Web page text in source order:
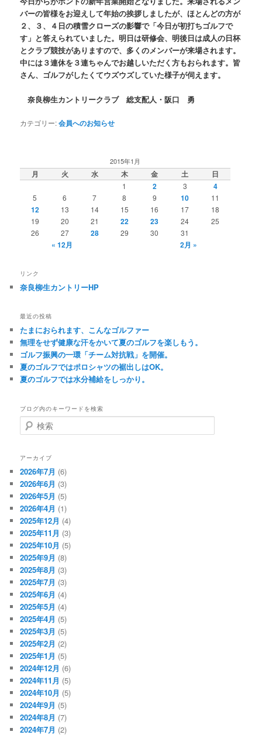
バーの皆様をお迎えして年始の挨拶しましたが、ほとんどの方が
２、３、４日の積雪クローズの影響で「今日が初打ちゴルフで
す」と答えられていました。明日は研修会、明後日は成人の日杯
とクラブ競技がありますので、多くのメンバーが来場されます。
中には３連休を３連ちゃんでお越しいただく方もおられます。皆
さん、ゴルフがしたくてウズウズしていた様子が伺えます。
奈良柳生カントリークラブ 総支配人・阪口 勇
カテゴリー:会員へのお知らせ
2015年1月
月 火 水 木 金 土 日
1 2 3 4
5 6 7 8 9 10 11
12 13 14 15 16 17
18
19
20 21 22 23 24
25
26
27 28 29 30 31
« 12月 2月 »
リンク
奈良柳生カントリーHP
最近の投稿
たまにおられます、こんなゴルファー
無理をせず健康な汗をかいて夏のゴルフを楽しもう。
ゴルフ振興の一環「チーム対抗戦」を開催。
夏のゴルフではポロシャツの裾出しはOK。
夏のゴルフでは水分補給をしっかり。
ブログ内のキーワードを検索
検
索
アーカイブ
2026年7月 (6)
2026年6月 (3)
2026年5月 (5)
2026年4月 (1)
2025年12月 (4)
2025年11月 (3)
2025年10月 (5)
2025年9月 (8)
2025年8月 (3)
2025年7月 (3)
2025年6月 (4)
2025年5月 (4)
2025年4月 (5)
2025年3月 (5)
2025年2月 (2)
2025年1月 (5)
2024年12月 (6)
2024年11月 (5)
2024年10月 (5)
2024年9月 (5)
2024年8月 (7)
2024年7月 (2)